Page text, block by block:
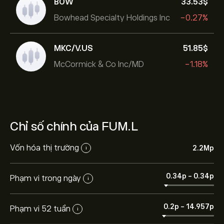
Bowhead Specialty Holdings Inc
-0.27%
MKC/V.US
McCormick & Co Inc/MD
51.85‎$‎
-1.18%
Chỉ số chính của FUM.L
Vốn hóa thị trường i 2.2M‎p‎
Phạm vi trong ngày i 0.34‎p‎ - 0.34‎p‎
Phạm vi 52 tuần i 0.2‎p‎ - 14.957‎p‎